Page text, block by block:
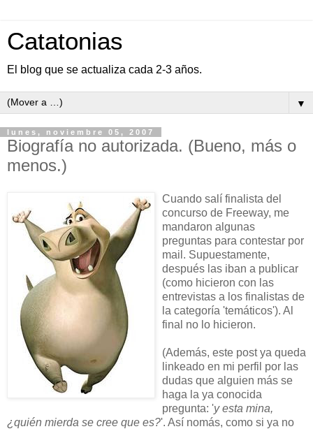
Catatonias
El blog que se actualiza cada 2-3 años.
▼
lunes, noviembre 05, 2007
Biografía no autorizada. (Bueno, más o
menos.)
Cuando salí finalista del
concurso de Freeway, me
mandaron algunas
preguntas para contestar por
mail. Supuestamente,
después las iban a publicar
(como hicieron con las
entrevistas a los finalistas de
la categoría 'temáticos'). Al
final no lo hicieron.
(Además, este post ya queda
linkeado en mi perfil por las
dudas que alguien más se
haga la ya conocida
pregunta: 'y esta mina,
¿quién mierda se cree que es?'. Así nomás, como si ya no